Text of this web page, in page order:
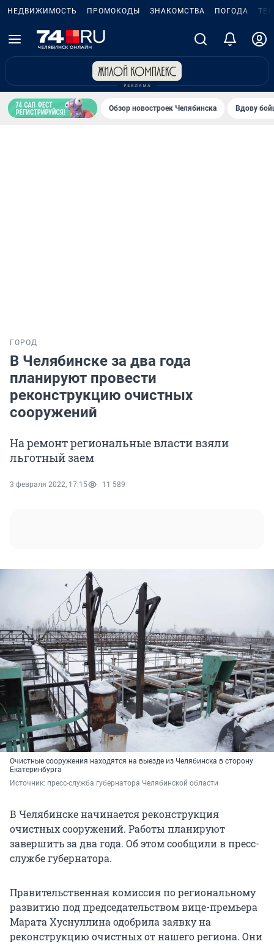
НЕДВИЖИМОСТЬ ПРОМОКОДЫ ЗНАКОМСТВА ПОГОДА
Обзор новостроек Челябинска Вдову
ГОРОД
В Челябинске за два года
планируют провести
реконструкцию очистных
сооружений
На ремонт региональные власти взяли
льготный заем
3 февраля 2022, 17:15 11 589
Очистные сооружения находятся на выезде из Челябинска в сторону
Екатеринбурга
Источник: пресс-служба губернатора Челябинской области
В Челябинске начинается реконструкция
очистных сооружений. Работы планируют
завершить за два года. Об этом сообщили в пресс-
службе губернатора.
Правительственная комиссия по региональному
развитию под председательством вице-премьера
Марата Хуснуллина одобрила заявку на
реконструкцию очистных от нашего региона. Они